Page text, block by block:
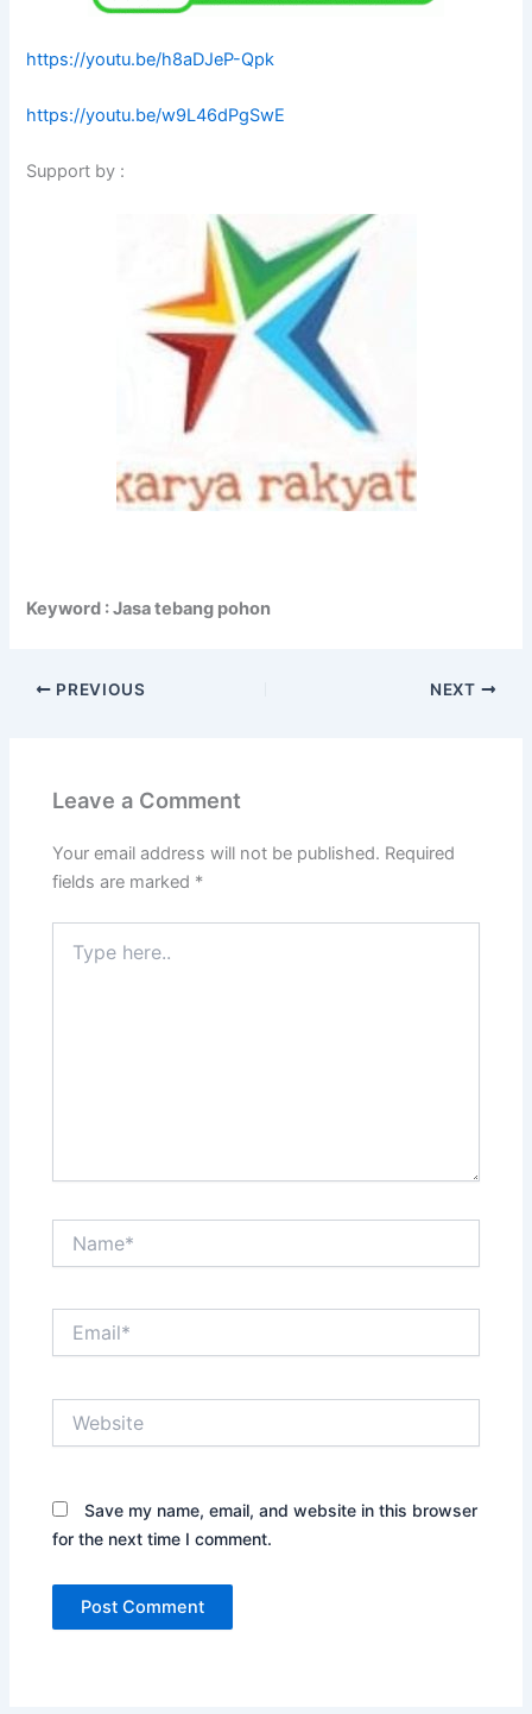
https://youtu.be/h8aDJeP-Qpk
https://youtu.be/w9L46dPgSwE
Support by :
Keyword : Jasa tebang pohon
PREVIOUS NEXT
Leave a Comment
Your email address will not be published. Required
fields are marked *
here..
Save my name, email, and website in this browser
for the next time I comment.